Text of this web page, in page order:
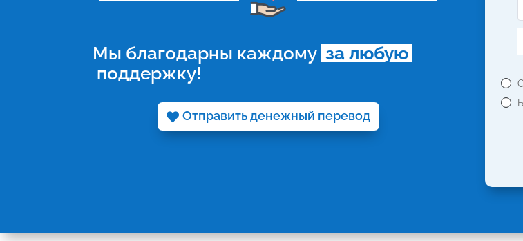
Мы благодарны каждому за любую
поддержку!
Отправить денежный перевод